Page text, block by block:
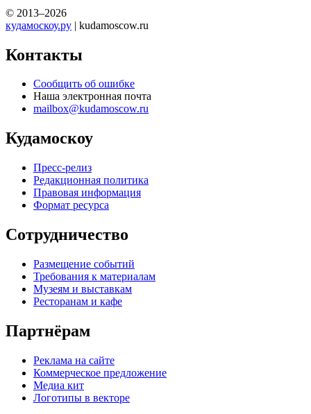
© 2013–2026
кудамоскоу.ру | kudamoscow.ru
Контакты
Сообщить об ошибке
Наша электронная почта
mailbox@kudamoscow.ru
Кудамоскоу
Пресс-релиз
Редакционная политика
Правовая информация
Формат ресурса
Сотрудничество
Размещение событий
Требования к материалам
Музеям и выставкам
Ресторанам и кафе
Партнёрам
Реклама на сайте
Коммерческое предложение
Медиа кит
Логотипы в векторе